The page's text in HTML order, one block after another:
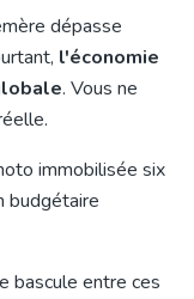
dépasse
l'économie
. Vous ne
immobilisée six
budgétaire
bascule entre ces